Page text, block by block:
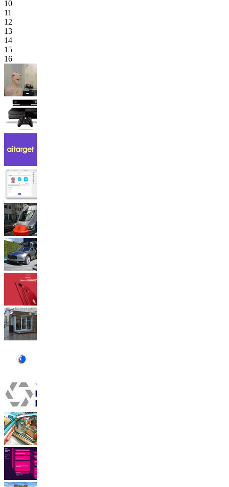
10
11
12
13
14
15
16